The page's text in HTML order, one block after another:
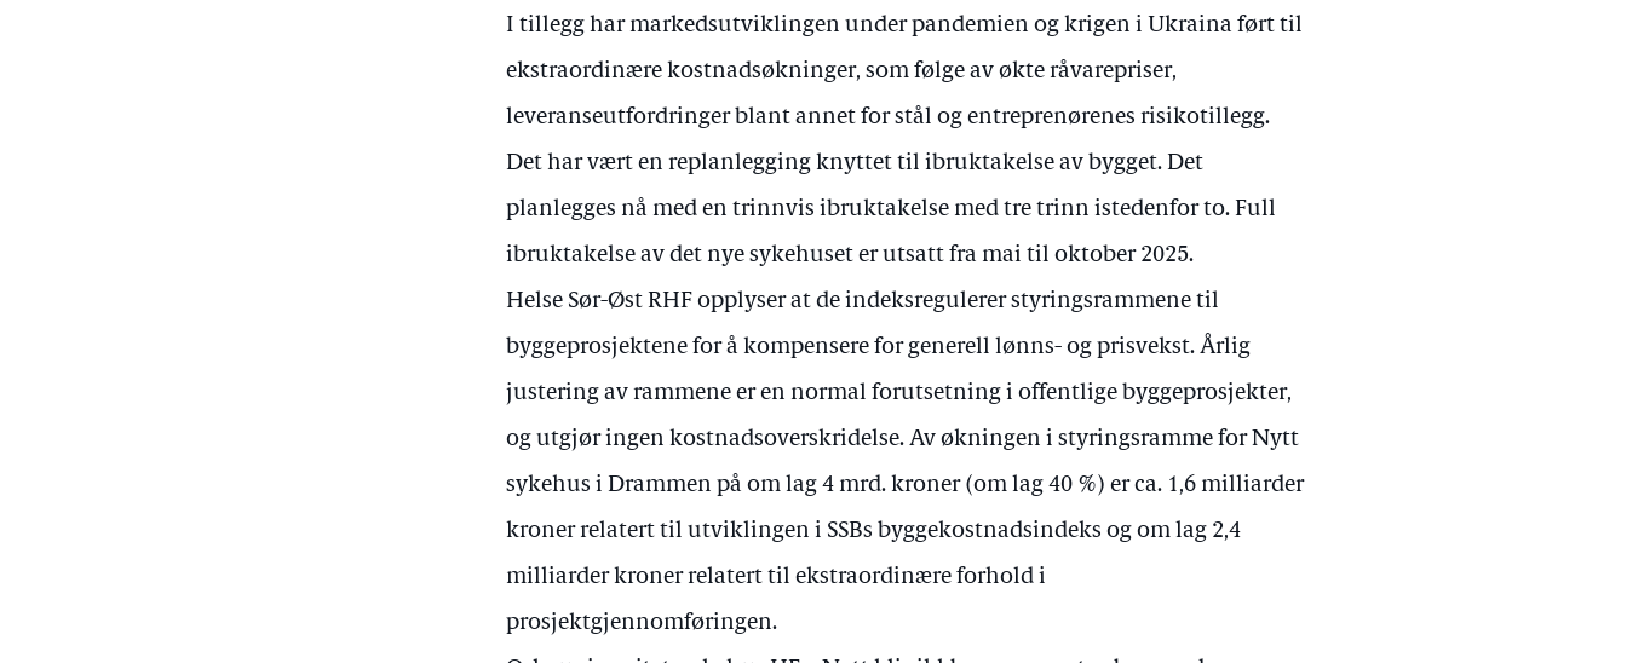
I tillegg har markedsutviklingen under pandemien og krigen i Ukraina ført til
ekstraordinære kostnadsøkninger, som følge av økte råvarepriser,
leveranseutfordringer blant annet for stål og entreprenørenes risikotillegg.
Det har vært en replanlegging knyttet til ibruktakelse av bygget. Det
planlegges nå med en trinnvis ibruktakelse med tre trinn istedenfor to. Full
ibruktakelse av det nye sykehuset er utsatt fra mai til oktober 2025.
Helse Sør-Øst RHF opplyser at de indeksregulerer styringsrammene til
byggeprosjektene for å kompensere for generell lønns- og prisvekst. Årlig
justering av rammene er en normal forutsetning i offentlige byggeprosjekter,
og utgjør ingen kostnadsoverskridelse. Av økningen i styringsramme for Nytt
sykehus i Drammen på om lag 4 mrd. kroner (om lag 40 %) er ca. 1,6 milliarder
kroner relatert til utviklingen i SSBs byggekostnadsindeks og om lag 2,4
milliarder kroner relatert til ekstraordinære forhold i
prosjektgjennomføringen.